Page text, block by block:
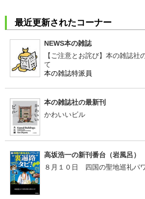
最近更新されたコーナー
NEWS本の雑誌
【ご注意とお詫び】本の雑誌社
て
本の雑誌特派員
本の雑誌社の最新刊
かわいいビル
高坂浩一の新刊番台（岩風呂）
８月１０日 四国の聖地巡礼パ